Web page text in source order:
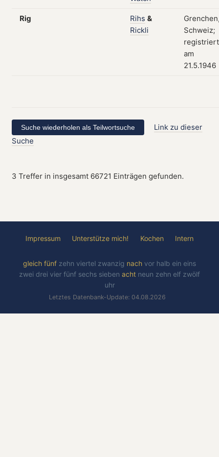
Rig Rihs &
Rickli
Schweiz;
registriert
am
21.5.1946
Link zu dieser
Suche
3 Treffer in insgesamt 66721 Einträgen gefunden.
Impressum Unterstütze mich! Kochen Intern
gleich fünf zehn viertel zwanzig nach vor halb ein eins
zwei drei vier fünf sechs sieben acht neun zehn elf zwölf
uhr
Letztes Datenbank-Update: 04.08.2026